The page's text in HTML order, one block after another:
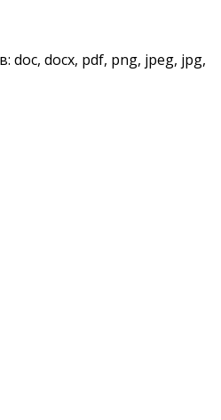
doc, docx, pdf, png, jpeg, jpg,